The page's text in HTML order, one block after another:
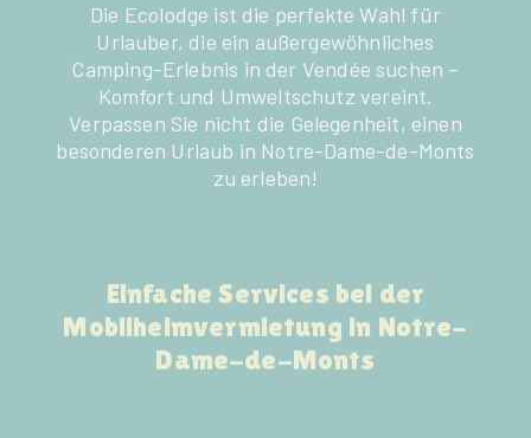
Die Ecolodge ist die perfekte Wahl für
Urlauber, die ein außergewöhnliches
Camping-Erlebnis in der Vendée suchen –
Komfort und Umweltschutz vereint.
Verpassen Sie nicht die Gelegenheit, einen
besonderen Urlaub in Notre-Dame-de-Monts
zu erleben!
Einfache Services bei der
Mobilheimvermietung in Notre-
Dame-de-Monts